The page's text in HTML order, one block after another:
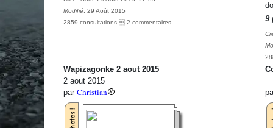
Modifié: 29 Août 2015
2859 consultations  2 commentaires
9
Wapizagonke 2 aout 2015
2 aout 2015
par Christian